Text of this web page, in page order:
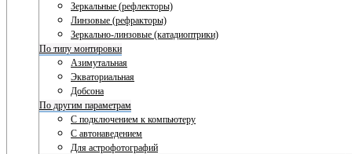
Зеркальные (рефлекторы)
Линзовые (рефракторы)
Зеркально-линзовые (катадиоптрики)
По типу монтировки
Азимутальная
Экваториальная
Добсона
По другим параметрам
С подключением к компьютеру
С автонаведением
Для астрофотографий